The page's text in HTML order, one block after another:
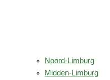
Noord-Limburg
Midden-Limburg